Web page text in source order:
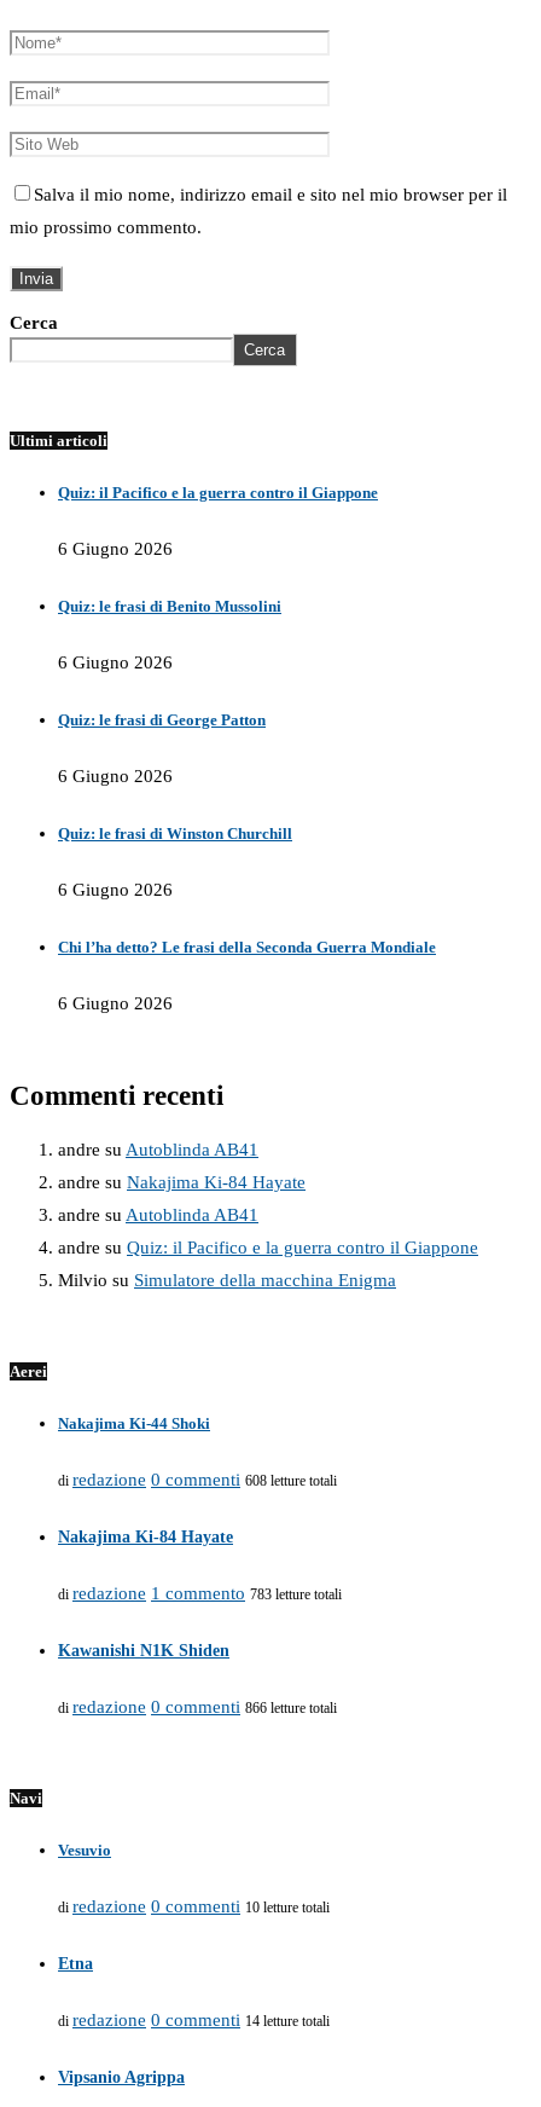
Salva il mio nome, indirizzo email e sito nel mio browser per il
mio prossimo commento.
Cerca
Cerca
Ultimi articoli
Quiz: il Pacifico e la guerra contro il Giappone
6 Giugno 2026
Quiz: le frasi di Benito Mussolini
6 Giugno 2026
Quiz: le frasi di George Patton
6 Giugno 2026
Quiz: le frasi di Winston Churchill
6 Giugno 2026
Chi l’ha detto? Le frasi della Seconda Guerra Mondiale
6 Giugno 2026
Commenti recenti
andre su Autoblinda AB41
andre su Nakajima Ki-84 Hayate
andre su Autoblinda AB41
andre su Quiz: il Pacifico e la guerra contro il Giappone
Milvio su Simulatore della macchina Enigma
Aerei
Nakajima Ki-44 Shoki
di redazione 0 commenti 608 letture totali
Nakajima Ki-84 Hayate
di redazione 1 commento 783 letture totali
Kawanishi N1K Shiden
di redazione 0 commenti 866 letture totali
Navi
Vesuvio
di redazione 0 commenti 10 letture totali
Etna
di redazione 0 commenti 14 letture totali
Vipsanio Agrippa